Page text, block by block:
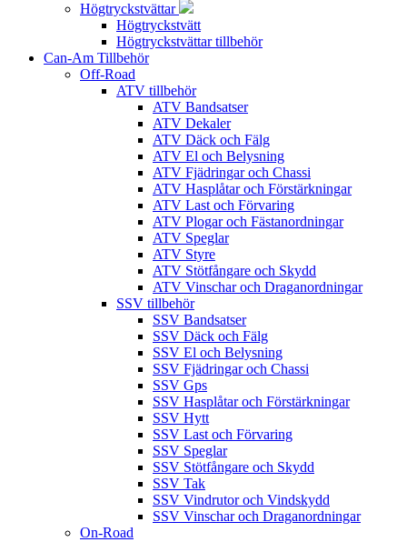
Högtryckstvättar
Högtryckstvätt
Högtryckstvättar tillbehör
Can-Am Tillbehör
Off-Road
ATV tillbehör
ATV Bandsatser
ATV Dekaler
ATV Däck och Fälg
ATV El och Belysning
ATV Fjädringar och Chassi
ATV Hasplåtar och Förstärkningar
ATV Last och Förvaring
ATV Plogar och Fästanordningar
ATV Speglar
ATV Styre
ATV Stötfångare och Skydd
ATV Vinschar och Draganordningar
SSV tillbehör
SSV Bandsatser
SSV Däck och Fälg
SSV El och Belysning
SSV Fjädringar och Chassi
SSV Gps
SSV Hasplåtar och Förstärkningar
SSV Hytt
SSV Last och Förvaring
SSV Speglar
SSV Stötfångare och Skydd
SSV Tak
SSV Vindrutor och Vindskydd
SSV Vinschar och Draganordningar
On-Road